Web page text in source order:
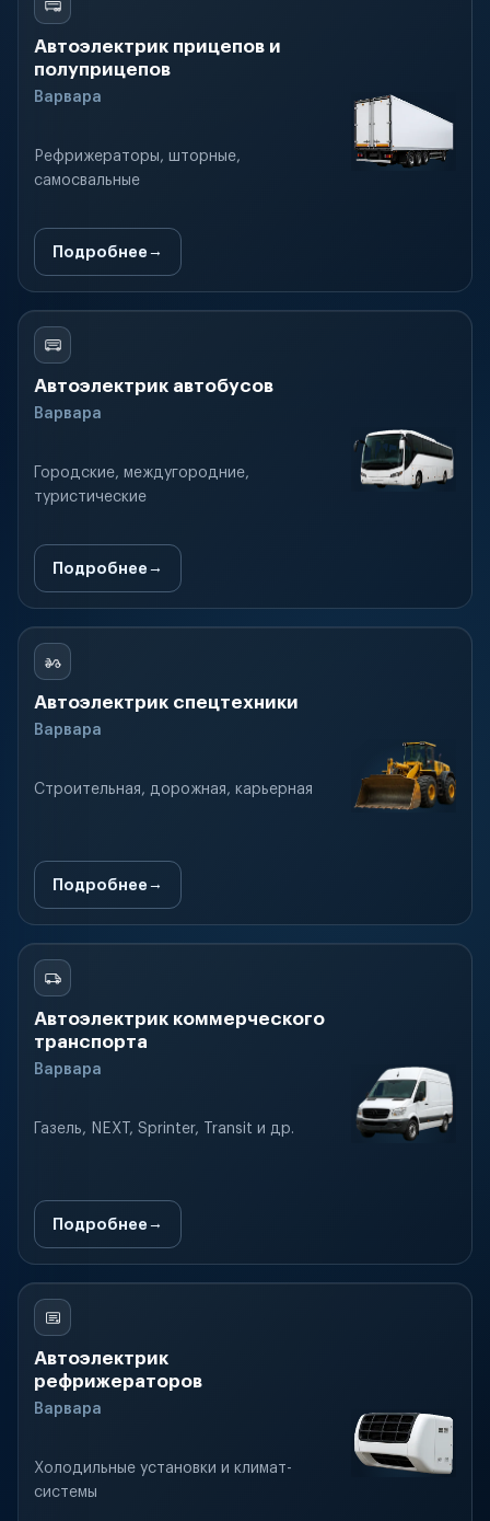
Автоэлектрик прицепов и
полуприцепов
Варвара
Рефрижераторы, шторные,
самосвальные
Подробнее
Автоэлектрик автобусов
Варвара
Городские, междугородние,
туристические
Подробнее
Автоэлектрик спецтехники
Варвара
Строительная, дорожная, карьерная
Подробнее
Автоэлектрик коммерческого
транспорта
Варвара
Газель, NEXT, Sprinter, Transit и др.
Подробнее
Автоэлектрик
рефрижераторов
Варвара
Холодильные установки и климат-
системы